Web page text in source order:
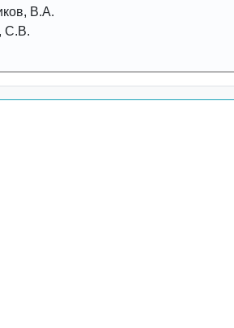
В.А.
С.В.